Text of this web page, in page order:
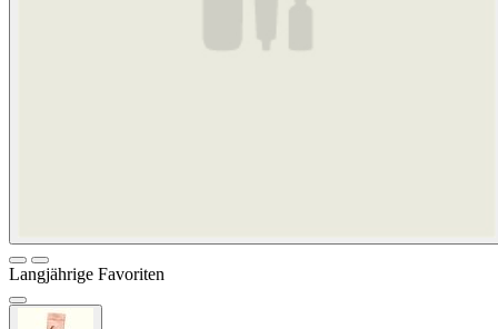
Langjährige Favoriten